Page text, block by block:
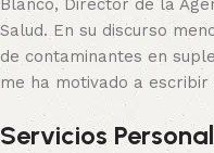
Blanco, Director de la
Salud. En su discurso
de contaminantes en
me ha motivado a escribir
Servicios